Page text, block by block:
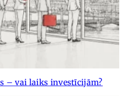
– vai laiks investīcijām?